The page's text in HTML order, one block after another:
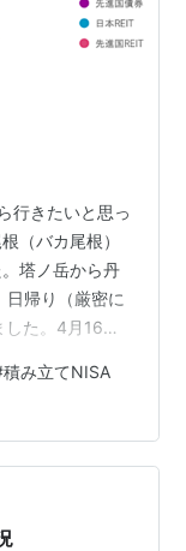
行きたいと思っ
（バカ尾根）
塔ノ岳から丹
帰り（厳密に
た。4月16日
金）の早朝に羽
場所、全てを
じる面白い街
たので、夏に行
て、宿泊しよ
積み立てNISA